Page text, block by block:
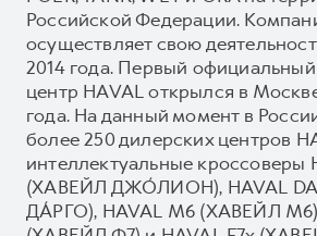
Российской Федерации.
осуществляет свою
2014 года. Первый
центр HAVAL открылся в
года. На данный момент в
более 250 дилерских центров
интеллектуальные кроссоверы
(ХАВЕЙЛ ДЖО́ЛИОН), HAVAL
ДА́РГО), HAVAL М6 (ХАВЕЙЛ